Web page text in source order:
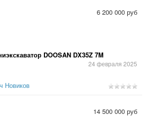
DOOSAN DX35Z 7M
24 февраля 2025
6 200 000 руб
Новиков
14 500 000 руб